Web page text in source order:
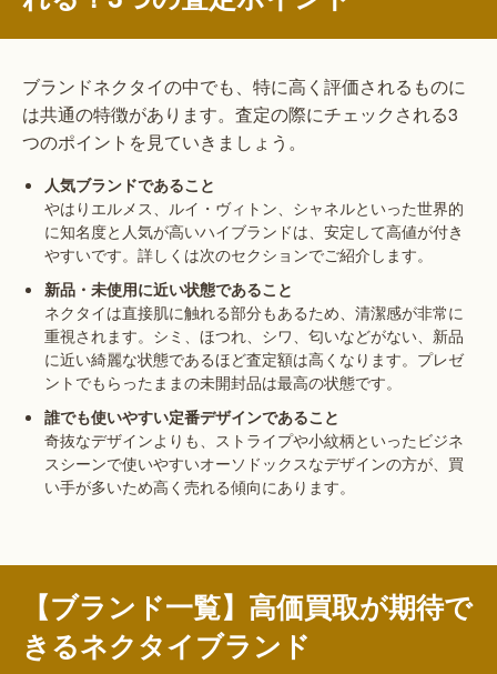
ブランドネクタイの中でも、特に高く評価されるものに
は共通の特徴があります。査定の際にチェックされる3
つのポイントを見ていきましょう。
人気ブランドであること
やはりエルメス、ルイ・ヴィトン、シャネルといった世界的
に知名度と人気が高いハイブランドは、安定して高値が付き
やすいです。詳しくは次のセクションでご紹介します。
新品・未使用に近い状態であること
ネクタイは直接肌に触れる部分もあるため、清潔感が非常に
重視されます。シミ、ほつれ、シワ、匂いなどがない、新品
に近い綺麗な状態であるほど査定額は高くなります。プレゼ
ントでもらったままの未開封品は最高の状態です。
誰でも使いやすい定番デザインであること
奇抜なデザインよりも、ストライプや小紋柄といったビジネ
スシーンで使いやすいオーソドックスなデザインの方が、買
い手が多いため高く売れる傾向にあります。
【ブランド一覧】高価買取が期待で
きるネクタイブランド